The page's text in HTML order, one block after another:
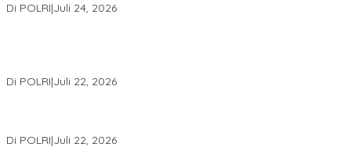
Di POLRI|Juli 24, 2026
Di POLRI|Juli 22, 2026
Di POLRI|Juli 22, 2026